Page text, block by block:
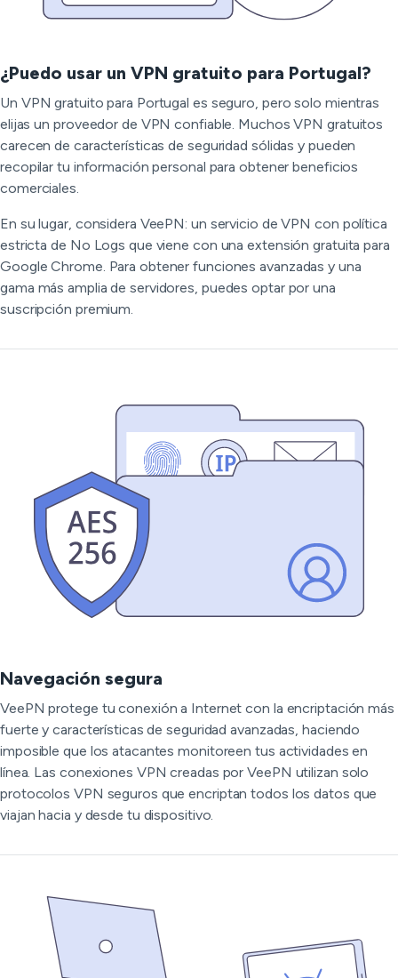
¿Puedo usar un VPN gratuito para Portugal?
Un VPN gratuito para Portugal es seguro, pero solo mientras
elijas un proveedor de VPN confiable. Muchos VPN gratuitos
carecen de características de seguridad sólidas y pueden
recopilar tu información personal para obtener beneficios
comerciales.
En su lugar, considera VeePN: un servicio de VPN con política
estricta de No Logs que viene con una extensión gratuita para
Google Chrome. Para obtener funciones avanzadas y una
gama más amplia de servidores, puedes optar por una
suscripción premium.
Navegación segura
VeePN protege tu conexión a Internet con la encriptación más
fuerte y características de seguridad avanzadas, haciendo
imposible que los atacantes monitoreen tus actividades en
línea. Las conexiones VPN creadas por VeePN utilizan solo
protocolos VPN seguros que encriptan todos los datos que
viajan hacia y desde tu dispositivo.